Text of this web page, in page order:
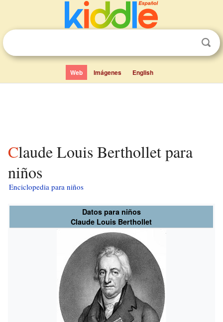
Web Imágenes English
Claude Louis Berthollet para
niños
Enciclopedia para niños
Datos para niños
Claude Louis Berthollet